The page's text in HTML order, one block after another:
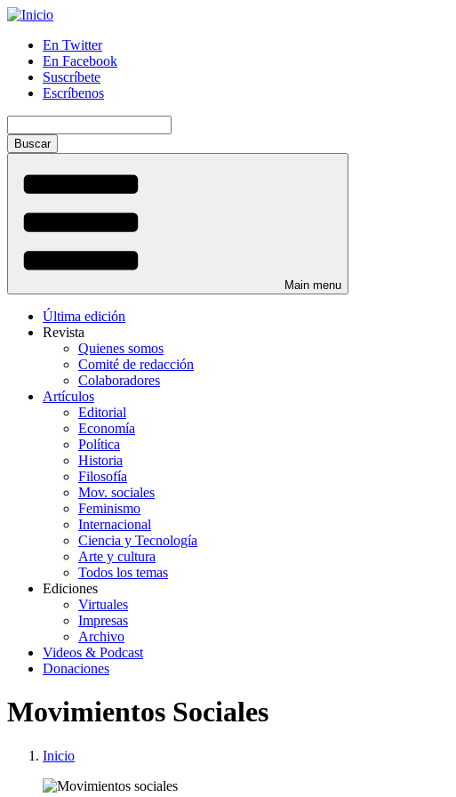
Pasar
contenido
principal
Menú
auxiliar
En Twitter
En Facebook
Suscríbete
Escríbenos
Main menu
Última edición
Revista
Quienes somos
Comité de redacción
Colaboradores
Artículos
Editorial
Economía
Política
Historia
Filosofía
Mov. sociales
Feminismo
Internacional
Ciencia y Tecnología
Arte y cultura
Todos los temas
Ediciones
Virtuales
Impresas
Archivo
Videos & Podcast
Donaciones
Movimientos Sociales
Enlaces
Inicio